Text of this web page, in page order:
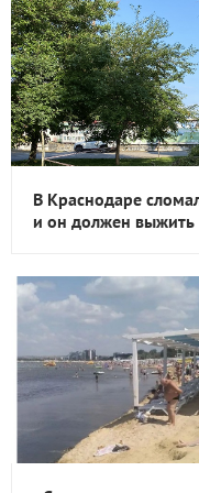
В Краснодаре
и он должен выжить